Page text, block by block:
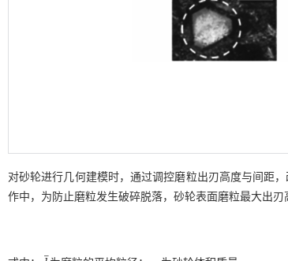
对砂轮进行几何建模时，通过调控磨粒出刃高度与间距
作中，为防止磨粒发生破碎脱落，砂轮表面磨粒最大出刃